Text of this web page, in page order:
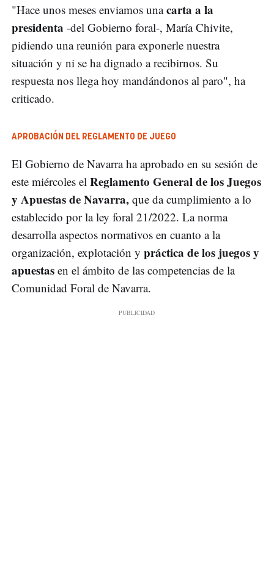
"Hace unos meses enviamos unacarta a la
presidenta -del Gobierno foral-, María Chivite,
pidiendo una reunión para exponerle nuestra
situación y ni se ha dignado a recibirnos. Su
respuesta nos llega hoy mandándonos al paro", ha
criticado.
APROBACIÓN DEL REGLAMENTO DE JUEGO
El Gobierno de Navarra ha aprobado en su sesión de
este miércoles el Reglamento General de los Juegos
y Apuestas de Navarra, que da cumplimiento a lo
establecido por la ley foral 21/2022. La norma
desarrolla aspectos normativos en cuanto a la
organización, explotación y práctica de los juegos y
apuestas en el ámbito de las competencias de la
Comunidad Foral de Navarra.